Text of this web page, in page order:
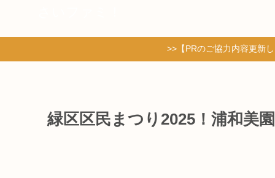
>>【PRのご協力内容更新
緑区区民まつり2025！浦和美